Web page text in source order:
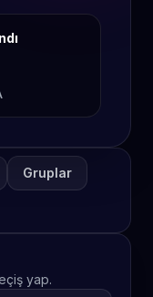
Gruplar
yap.